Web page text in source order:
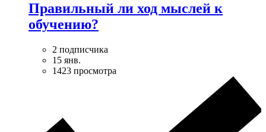
Правильный ли ход мыслей к
обучению?
2 подписчика
15 янв.
1423 просмотра